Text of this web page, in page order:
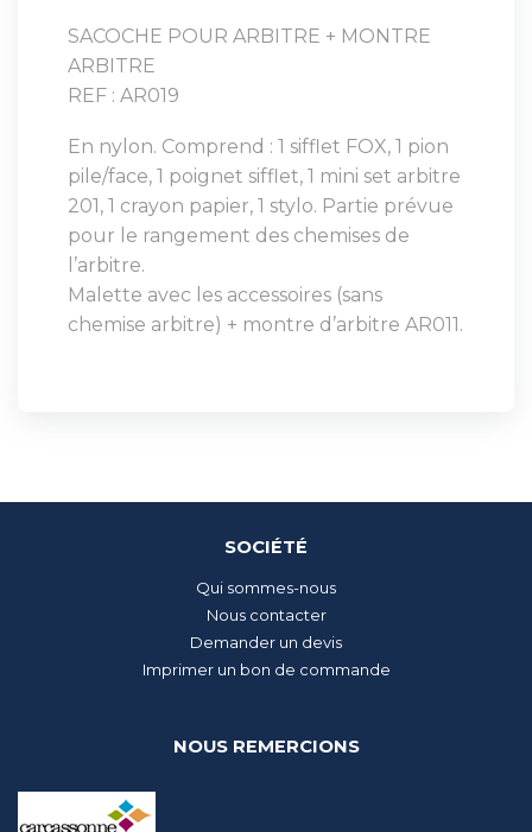
SACOCHE POUR ARBITRE + MONTRE
ARBITRE
REF : AR019
En nylon. Comprend : 1 sifflet FOX, 1 pion
pile/face, 1 poignet sifflet, 1 mini set arbitre
201, 1 crayon papier, 1 stylo. Partie prévue
pour le rangement des chemises de
l’arbitre.
Malette avec les accessoires (sans
chemise arbitre) + montre d’arbitre AR011.
SOCIÉTÉ
Qui sommes-nous
Nous contacter
Demander un devis
Imprimer un bon de commande
NOUS REMERCIONS